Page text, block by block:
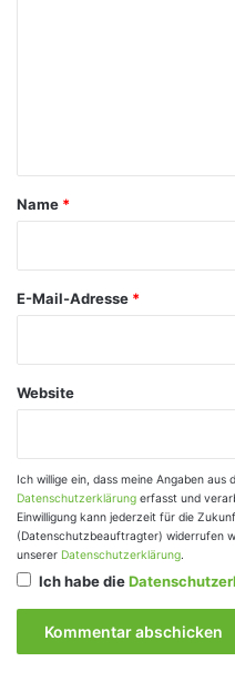
a
Name *
E-Mail-Adresse *
Website
Ich willige ein, dass meine Angaben
Datenschutzerklärung erfasst und
Einwilligung kann jederzeit für die
(Datenschutzbeauftragter) widerrufen
unserer Datenschutzerklärung.
Ich habe die